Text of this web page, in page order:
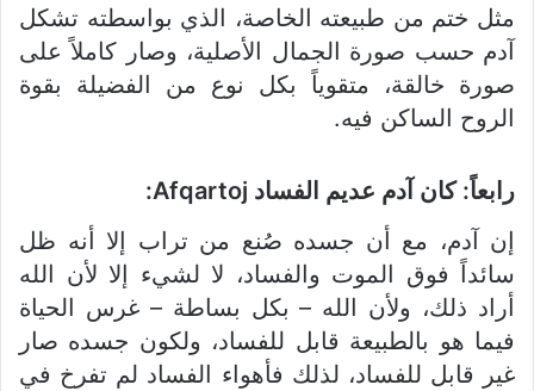
مثل ختم من طبيعته الخاصة، الذي بواسطته تشكل
آدم حسب صورة الجمال الأصلية، وصار كاملاً على
صورة خالقة، متقوياً بكل نوع من الفضيلة بقوة
الروح الساكن فيه.
رابعاً: كان آدم عديم الفساد Afqartoj:
إن آدم، مع أن جسده صُنع من تراب إلا أنه ظل
سائداً فوق الموت والفساد، لا لشيء إلا لأن الله
أراد ذلك، ولأن الله – بكل بساطة – غرس الحياة
فيما هو بالطبيعة قابل للفساد، ولكون جسده صار
غير قابل للفساد، لذلك فأهواء الفساد لم تفرخ في